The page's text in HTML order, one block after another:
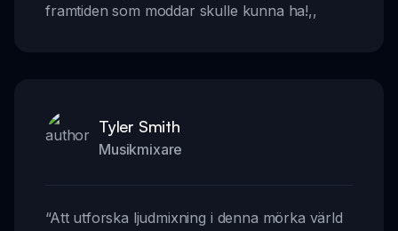
framtiden som moddar skulle kunna ha!,,
Tyler Smith
Musikmixare
“Att utforska ljudmixning i denna mörka värld